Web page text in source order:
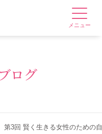
メニュー
ログ
3回 賢く生きる女性のための